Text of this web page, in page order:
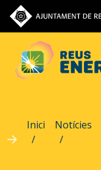
Vés al contingut
Inici Notícies